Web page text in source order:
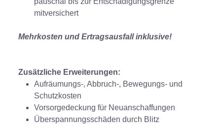
mitversichert
Mehrkosten und Ertragsausfall inklusive!
Zusätzliche Erweiterungen:
Aufräumungs-, Abbruch-, Bewegungs- und
Schutzkosten
Vorsorgedeckung für Neuanschaffungen
Überspannungsschäden durch Blitz